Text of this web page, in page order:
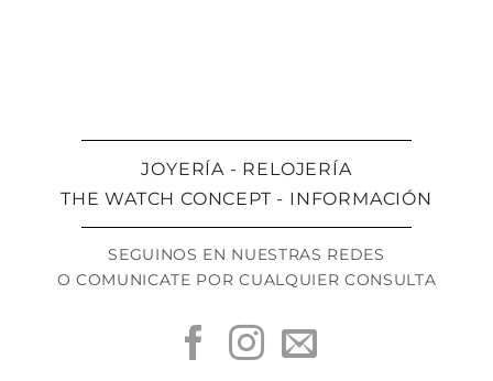
JOYERÍA - RELOJERÍA
THE WATCH CONCEPT - INFORMACIÓN
SEGUINOS EN NUESTRAS REDES
O COMUNICATE POR CUALQUIER CONSULTA